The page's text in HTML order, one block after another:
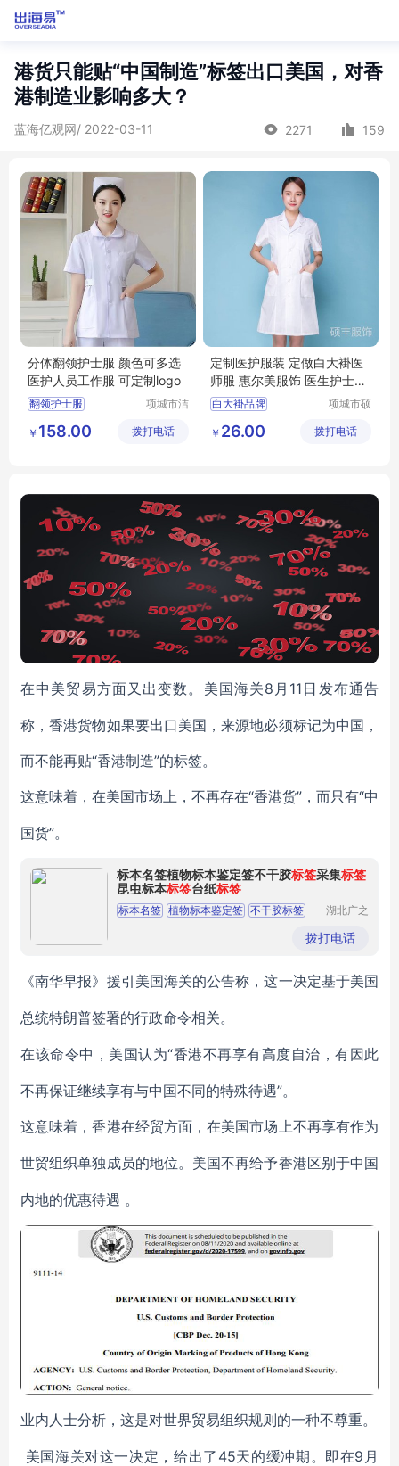
港货只能贴“中国制造”标签出口美国，对香
港制造业影响多大？
蓝海亿观网/ 2022-03-11 2271 159
分体翻领护士服 颜色可多选
医护人员工作服 可定制logo
翻领护士服
医护人员工作服
项城市洁
有限公司
￥ 158.00 拨打电话
定制医护服装 定做白大褂医
师服 惠尔美服饰 医生护士服
装
白大褂品牌
白大褂视频
项城市硕
限公司
￥ 26.00 拨打电话
在中美贸易方面又出变数。美国海关8月11日发布通告
称，香港货物如果要出口美国，来源地必须标记为中国，
而不能再贴“香港制造”的标签。
这意味着，在美国市场上，不再存在“香港货”，而只有“中
国货”。
标本名签植物标本鉴定签不干胶标签采集标签
昆虫标本标签台纸标签
标本名签 植物标本鉴定签 不干胶标签
湖北广之
限公司
拨打电话
《南华早报》援引美国海关的公告称，这一决定基于美国
总统特朗普签署的行政命令相关。
在该命令中，美国认为“香港不再享有高度自治，有因此
不再保证继续享有与中国不同的特殊待遇”。
这意味着，香港在经贸方面，在美国市场上不再享有作为
世贸组织单独成员的地位。美国不再给予香港区别于中国
内地的优惠待遇 。
业内人士分析，这是对世界贸易组织规则的一种不尊重。
美国海关对这一决定，给出了 45天的缓冲期。即在9月